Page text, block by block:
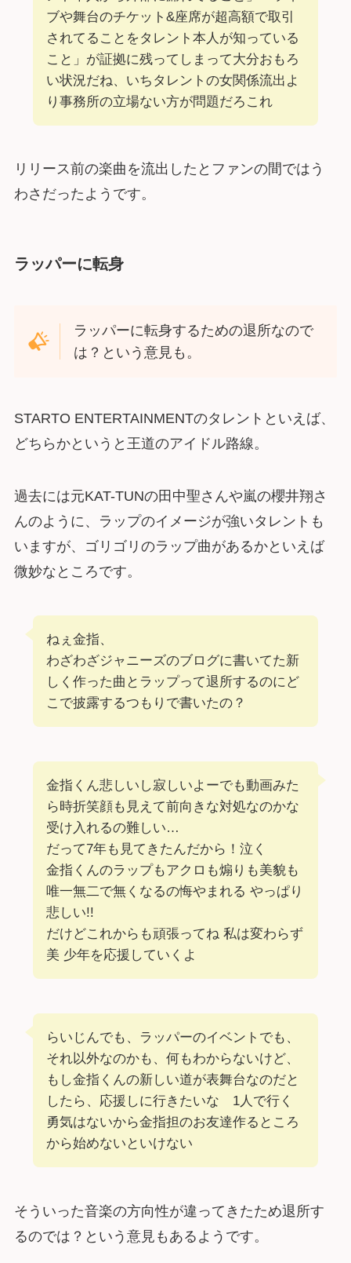
ブや舞台のチケット&座席が超高額で取引
されてることをタレント本人が知っている
こと」が証拠に残ってしまって大分おもろ
い状況だね、いちタレントの女関係流出よ
り事務所の立場ない方が問題だろこれ
リリース前の楽曲を流出したとファンの間ではう
わさだったようです。
ラッパーに転身
ラッパーに転身するための退所なので
は？という意見も。
STARTO ENTERTAINMENTのタレントといえば、
どちらかというと王道のアイドル路線。
過去には元KAT-TUNの田中聖さんや嵐の櫻井翔さ
んのように、ラップのイメージが強いタレントも
いますが、ゴリゴリのラップ曲があるかといえば
微妙なところです。
ねぇ金指、
わざわざジャニーズのブログに書いてた新
しく作った曲とラップって退所するのにど
こで披露するつもりで書いたの？
金指くん悲しいし寂しいよーでも動画みた
ら時折笑顔も見えて前向きな対処なのかな
受け入れるの難しい…
だって7年も見てきたんだから！泣く
金指くんのラップもアクロも煽りも美貌も
唯一無二で無くなるの悔やまれる やっぱり
悲しい!!
だけどこれからも頑張ってね 私は変わらず
美 少年を応援していくよ
らいじんでも、ラッパーのイベントでも、
それ以外なのかも、何もわからないけど、
もし金指くんの新しい道が表舞台なのだと
したら、応援しに行きたいな 1人で行く
勇気はないから金指担のお友達作るところ
から始めないといけない
そういった音楽の方向性が違ってきたため退所す
るのでは？という意見もあるようです。